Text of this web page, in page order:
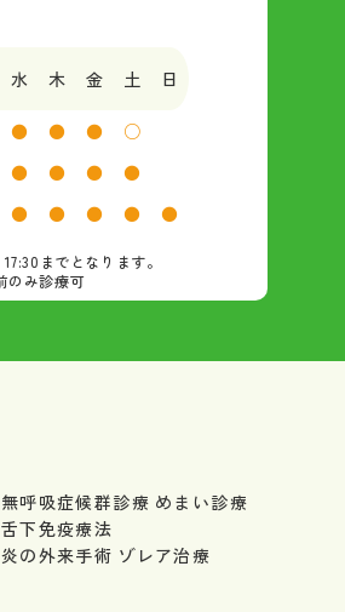
水 木 金 土 日
● ● ●
○
● ● ●
●
● ● ● ● ●
までとなります。
み診療可
呼吸症候群診療 めまい診療
下免疫療法
の外来手術 ゾレア治療